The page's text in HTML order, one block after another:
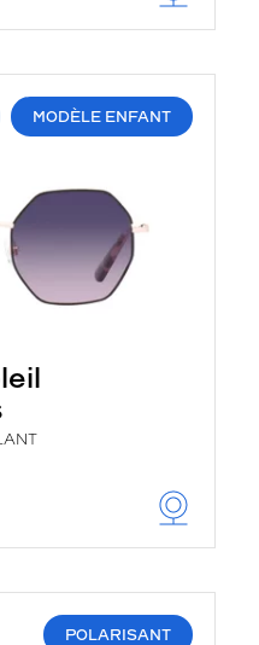
MODÈLE ENFANT
POLARISANT